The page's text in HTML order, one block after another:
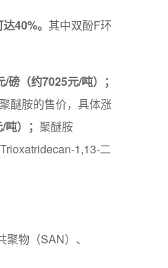
40%。 其中双酚F环
磅（约7025元/吨）；
醚胺的售价，具体涨
）； 聚醚胺
1,13-二
物（SAN）、